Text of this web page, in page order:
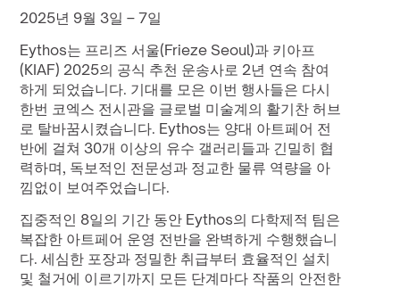
2025년 9월 3일 – 7일
Eythos는 프리즈 서울(Frieze Seoul)과 키아프
(KIAF) 2025의 공식 추천 운송사로 2년 연속 참여
하게 되었습니다. 기대를 모은 이번 행사들은 다시
한번 코엑스 전시관을 글로벌 미술계의 활기찬 허브
로 탈바꿈시켰습니다. Eythos는 양대 아트페어 전
반에 걸쳐 30개 이상의 유수 갤러리들과 긴밀히 협
력하며, 독보적인 전문성과 정교한 물류 역량을 아
낌없이 보여주었습니다.
집중적인 8일의 기간 동안 Eythos의 다학제적 팀은
복잡한 아트페어 운영 전반을 완벽하게 수행했습니
다. 세심한 포장과 정밀한 취급부터 효율적인 설치
및 철거에 이르기까지 모든 단계마다 작품의 안전한